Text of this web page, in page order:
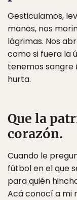
Gesticulamos,
manos, nos
lágrimas. Nos
como si fuera la
tenemos sangre
hurta.
Que la
corazón.
Cuando le
fútbol en el que
para quién
Acá conocí a mi